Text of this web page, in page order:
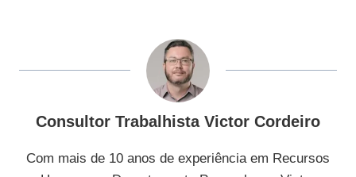
Consultor Trabalhista Victor Cordeiro
Com mais de 10 anos de experiência em Recursos